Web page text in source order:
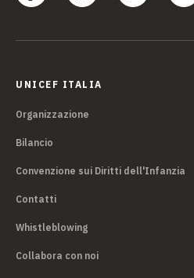
UNICEF ITALIA
Organizzazione
Bilancio
Convenzione sui Diritti dell'Infanzia
Contatti
Whistleblowing
Collabora con noi